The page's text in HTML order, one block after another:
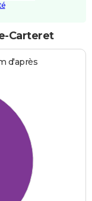
Carteret
d'après